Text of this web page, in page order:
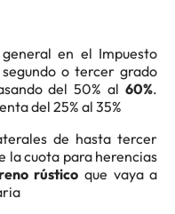
general en el Impuesto
o tercer grado
del 50% al60%.
del 25% al 35%
de hasta tercer
la cuota para herencias
rústico que vaya a